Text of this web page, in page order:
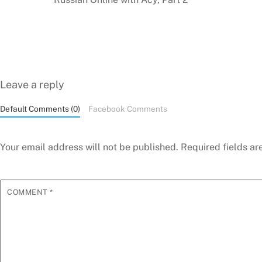
Leave a reply
Default Comments (0) Facebook Comments
Your email address will not be published. Required fields
COMMENT*